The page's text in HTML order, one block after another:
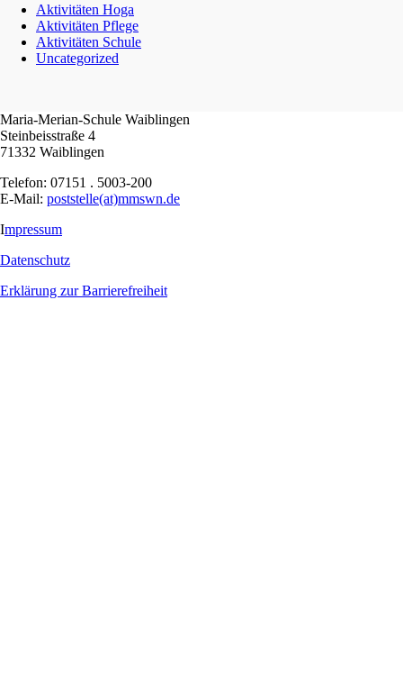
Aktivitäten Hoga
Aktivitäten Pflege
Aktivitäten Schule
Uncategorized
Maria-Merian-Schule Waiblingen
Steinbeisstraße 4
71332 Waiblingen
Telefon: 07151 . 5003-200
E-Mail: poststelle(at)mmswn.de
Impressum
Datenschutz
Erklärung zur Barrierefreiheit